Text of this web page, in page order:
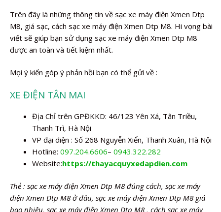
Trên đây là những thông tin về sạc xe máy điện Xmen Dtp
M8, giá sạc, cách sạc xe máy điện Xmen Dtp M8. Hi vọng bài
viết sẽ giúp bạn sử dụng sạc xe máy điện Xmen Dtp M8
được an toàn và tiết kiệm nhất.
Mọi ý kiến góp ý phản hồi bạn có thể gửi về :
XE ĐIỆN TÂN MAI
Địa Chỉ trên GPĐKKD: 46/123 Yên Xá, Tân Triều,
Thanh Trì, Hà Nội
VP đại diện : Số 268 Nguyễn Xiển, Thanh Xuân, Hà Nội
Hotline: 097.204.6606– 0943.322.282
Website:https://thayacquyxedapdien.com
Thẻ : sạc xe máy điện Xmen Dtp M8 đúng cách, sạc xe máy
điện Xmen Dtp M8 ở đâu, sạc xe máy điện Xmen Dtp M8 giá
bao nhiêu, sạc xe máy điện Xmen Dtp M8 , cách sạc xe máy